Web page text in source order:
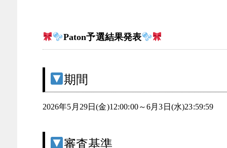
Paton予選結果発表
期間
2026年5月29日(金)12:00:00～6月3日(水)23:59:59
審査基準